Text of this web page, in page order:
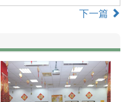
下一篇